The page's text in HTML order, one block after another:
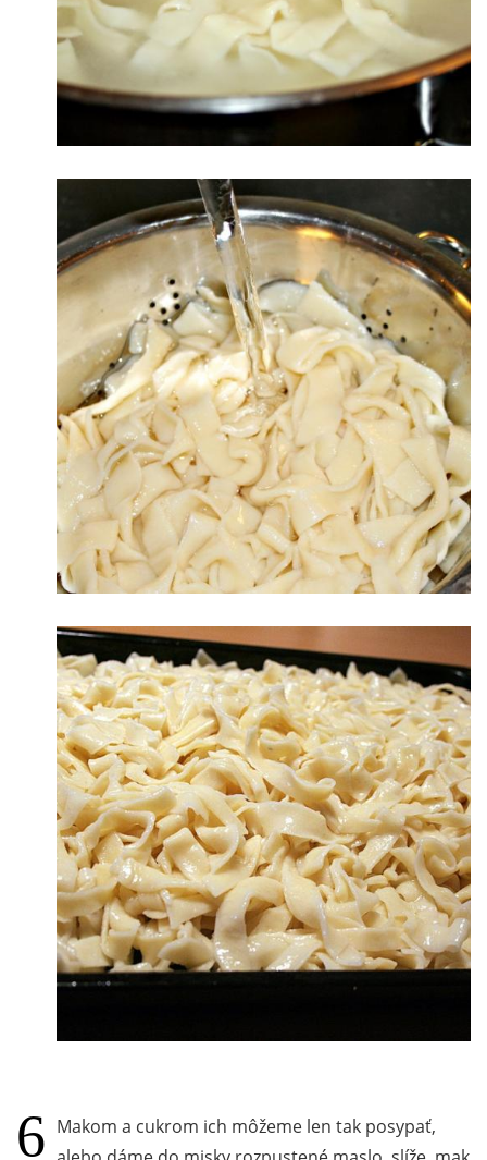
Makom a cukrom ich môžeme len tak posypať,